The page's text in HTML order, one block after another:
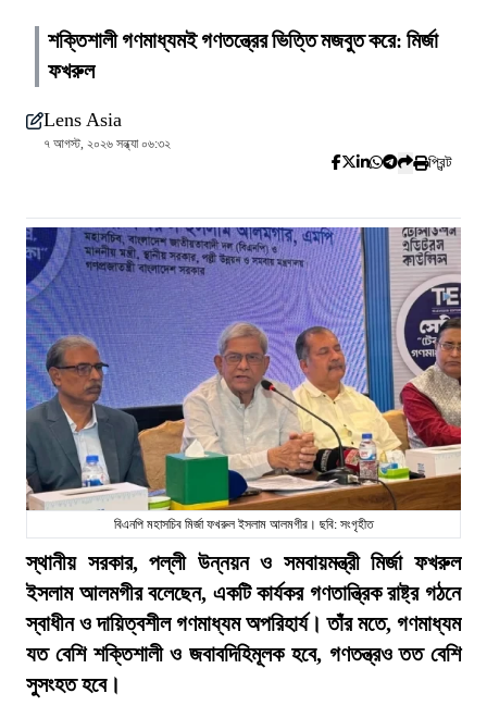
শক্তিশালী গণমাধ্যমই গণতন্ত্রের ভিত্তি মজবুত করে: মির্জা
ফখরুল
Lens Asia
৭ আগস্ট, ২০২৬ সন্ধ্যা ০৬:৩২
প্রিন্ট
বিএনপি মহাসচিব মির্জা ফখরুল ইসলাম আলমগীর। ছবি: সংগৃহীত
স্থানীয় সরকার, পল্লী উন্নয়ন ও সমবায়মন্ত্রী মির্জা ফখরুল
ইসলাম আলমগীর বলেছেন, একটি কার্যকর গণতান্ত্রিক রাষ্ট্র গঠনে
স্বাধীন ও দায়িত্বশীল গণমাধ্যম অপরিহার্য। তাঁর মতে, গণমাধ্যম
যত বেশি শক্তিশালী ও জবাবদিহিমূলক হবে, গণতন্ত্রও তত বেশি
সুসংহত হবে।